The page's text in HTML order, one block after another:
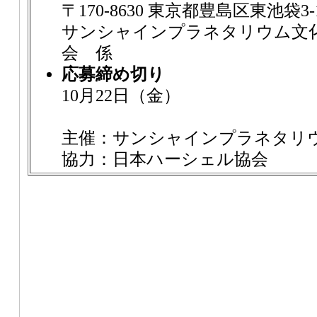
〒170-8630 東京都豊島区東池袋
サンシャインプラネタリウム文
会 係
応募締め切り
10月22日（金）
主催：サンシャインプラネタリ
協力：日本ハーシェル協会